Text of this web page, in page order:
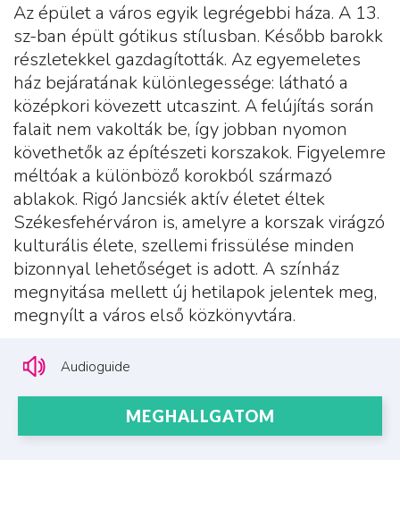
Az épület a város egyik legrégebbi háza. A 13.
sz-ban épült gótikus stílusban. Később barokk
részletekkel gazdagították. Az egyemeletes
ház bejáratának különlegessége: látható a
középkori kövezett utcaszint. A felújítás során
falait nem vakolták be, így jobban nyomon
követhetők az építészeti korszakok. Figyelemre
méltóak a különböző korokból származó
ablakok. Rigó Jancsiék aktív életet éltek
Székesfehérváron is, amelyre a korszak virágzó
kulturális élete, szellemi frissülése minden
bizonnyal lehetőséget is adott. A színház
megnyitása mellett új hetilapok jelentek meg,
megnyílt a város első közkönyvtára.
Audioguide
MEGHALLGATOM